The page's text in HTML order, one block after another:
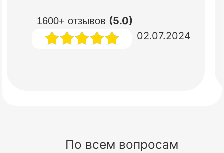
1600+ отзывов (5.0)
02.07.2024
По всем вопросам